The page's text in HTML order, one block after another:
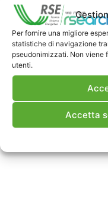
Per fornire una migliore
statistiche di navigazione
pseudonimizzati. Non viene
utenti.
Accetta